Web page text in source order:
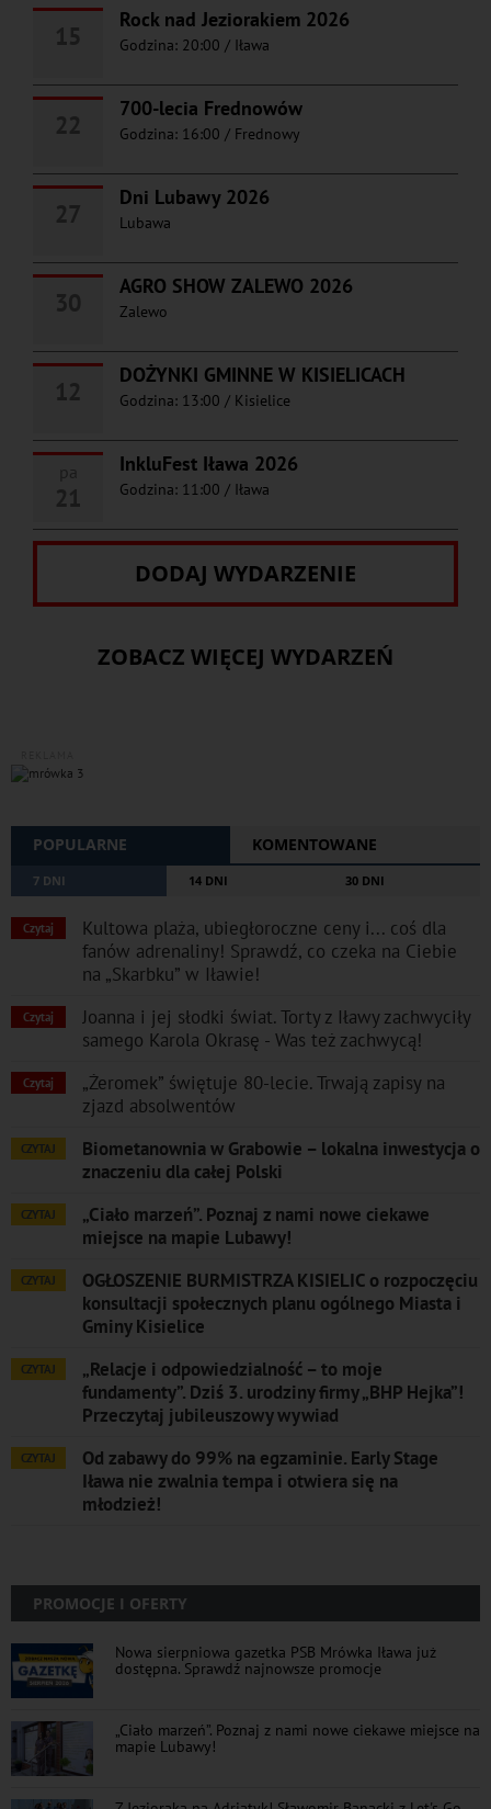
Rock nad Jeziorakiem 2026
Godzina: 20:00 / Iława
700-lecia Frednowów
Godzina: 16:00 / Frednowy
Dni Lubawy 2026
Lubawa
AGRO SHOW ZALEWO 2026
Zalewo
DOŻYNKI GMINNE W KISIELICACH
Godzina: 13:00 / Kisielice
InkluFest Iława 2026
Godzina: 11:00 / Iława
DODAJ WYDARZENIE
ZOBACZ WIĘCEJ WYDARZEŃ
POPULARNE KOMENTOWANE
7 DNI 14 DNI 30 DNI
Czytaj
Kultowa plaża, ubiegłoroczne ceny i... coś dla
fanów adrenaliny! Sprawdź, co czeka na Ciebie
na „Skarbku” w Iławie!
Czytaj
Joanna i jej słodki świat. Torty z Iławy zachwyciły
samego Karola Okrasę - Was też zachwycą!
Czytaj
„Żeromek” świętuje 80-lecie. Trwają zapisy na
zjazd absolwentów
CZYTAJ
Biometanownia w Grabowie – lokalna inwestycja o
znaczeniu dla całej Polski
CZYTAJ
„Ciało marzeń”. Poznaj z nami nowe ciekawe
miejsce na mapie Lubawy!
CZYTAJ
OGŁOSZENIE BURMISTRZA KISIELIC o rozpoczęciu
konsultacji społecznych planu ogólnego Miasta i
Gminy Kisielice
CZYTAJ
„Relacje i odpowiedzialność – to moje
fundamenty”. Dziś 3. urodziny firmy „BHP Hejka”!
Przeczytaj jubileuszowy wywiad
CZYTAJ
Od zabawy do 99% na egzaminie. Early Stage
Iława nie zwalnia tempa i otwiera się na
młodzież!
PROMOCJE I OFERTY
Nowa sierpniowa gazetka PSB Mrówka Iława już
dostępna. Sprawdź najnowsze promocje
„Ciało marzeń”. Poznaj z nami nowe ciekawe miejsce na
mapie Lubawy!